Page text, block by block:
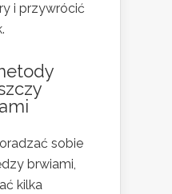
i przywrócić
sobie
brwiami,
kilka